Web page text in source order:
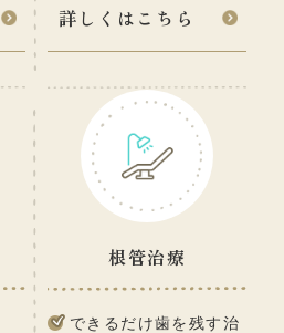
詳しくはこちら
根管治療
できるだけ歯を残す治